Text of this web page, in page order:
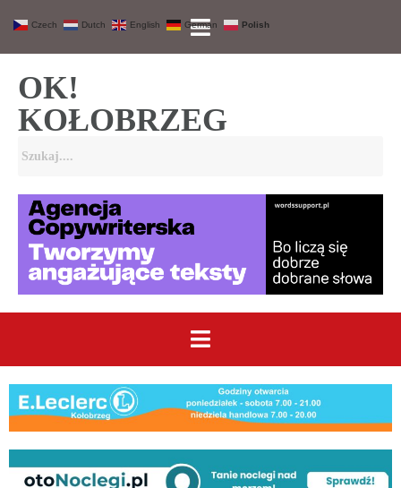
OK!
KOŁOBRZEG
Czech Dutch English German Polish